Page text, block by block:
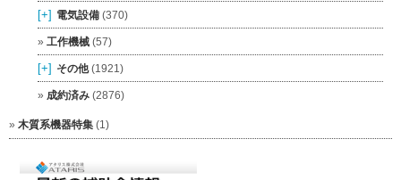
[+] 電気設備 (370)
工作機械 (57)
[+] その他(1921)
成約済み (2876)
木質系機器特集 (1)